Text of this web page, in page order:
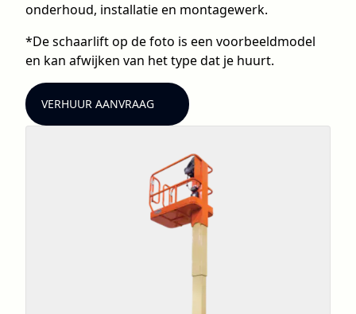
onderhoud, installatie en montagewerk.
*De schaarlift op de foto is een voorbeeldmodel
en kan afwijken van het type dat je huurt.
VERHUUR AANVRAAG